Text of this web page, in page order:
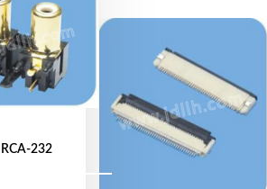
RCA-232